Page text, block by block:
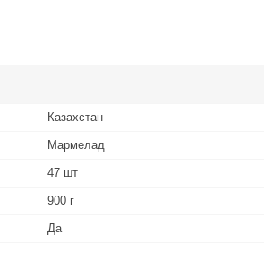
Казахстан
Мармелад
47 шт
900 г
Да